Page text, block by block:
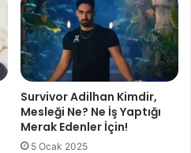
Survivor Adilhan Kimdir,
Mesleği Ne? Ne İş Yaptığı
Merak Edenler İçin!
5 Ocak 2025